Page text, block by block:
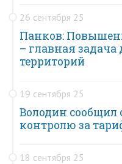
26 сентября 25
Панков:
– главная задача
территорий
19 сентября 25
Володин сообщил
контролю за
18 сентября 25